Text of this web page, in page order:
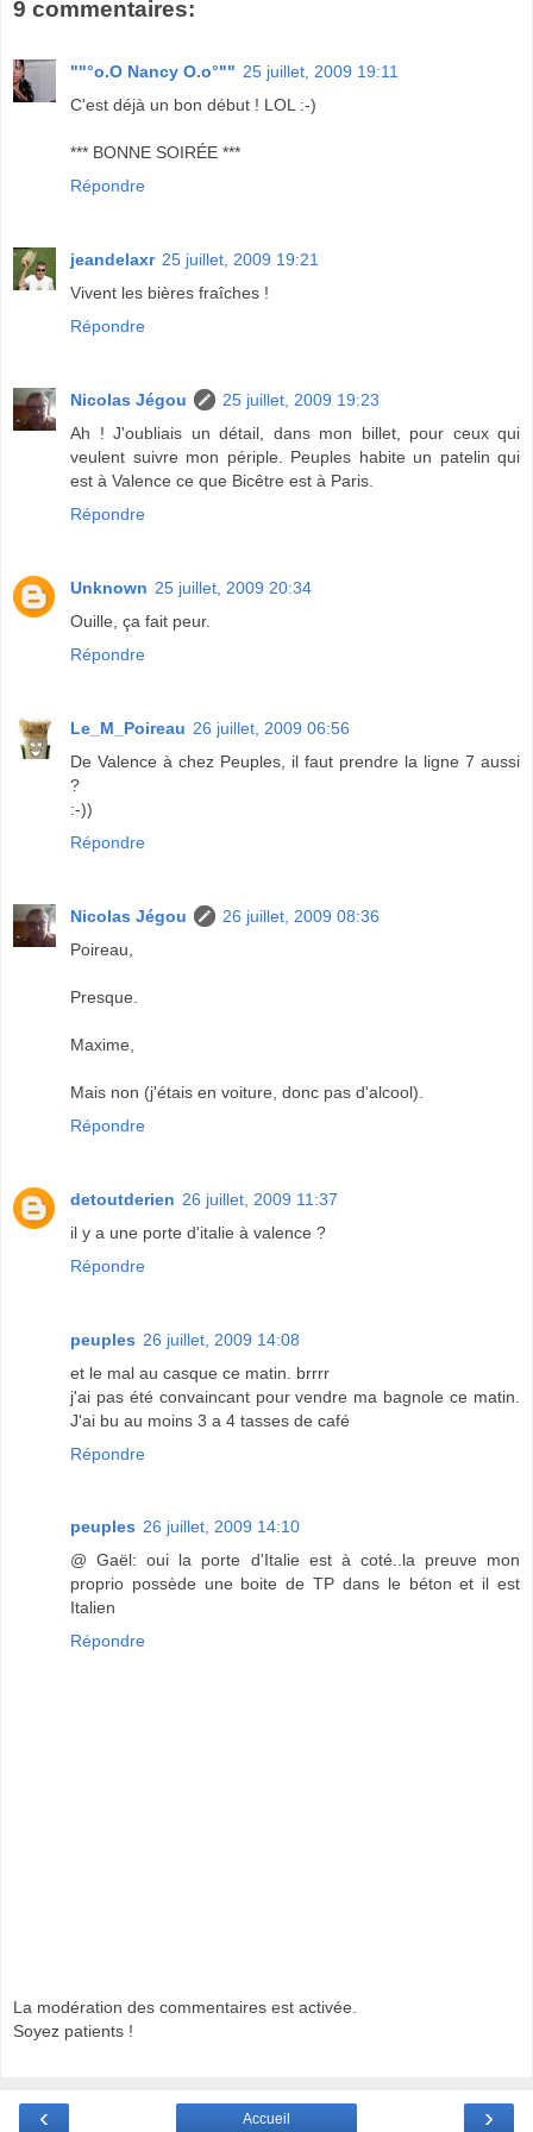
9 commentaires:
""°o.O Nancy O.o°"" 25 juillet, 2009 19:11
C'est déjà un bon début ! LOL :-)
*** BONNE SOIRÉE ***
Répondre
jeandelaxr 25 juillet, 2009 19:21
Vivent les bières fraîches !
Répondre
Nicolas Jégou
25 juillet, 2009 19:23
Ah ! J'oubliais un détail, dans mon billet, pour ceux qui
veulent suivre mon périple. Peuples habite un patelin qui
est à Valence ce que Bicêtre est à Paris.
Répondre
Unknown 25 juillet, 2009 20:34
Ouille, ça fait peur.
Répondre
Le_M_Poireau 26 juillet, 2009 06:56
De Valence à chez Peuples, il faut prendre la ligne 7 aussi
?
:-))
Répondre
Nicolas Jégou
26 juillet, 2009 08:36
Poireau,
Presque.
Maxime,
Mais non (j'étais en voiture, donc pas d'alcool).
Répondre
detoutderien 26 juillet, 2009 11:37
il y a une porte d'italie à valence ?
Répondre
peuples 26 juillet, 2009 14:08
et le mal au casque ce matin. brrrr
j'ai pas été convaincant pour vendre ma bagnole ce matin.
J'ai bu au moins 3 a 4 tasses de café
Répondre
peuples 26 juillet, 2009 14:10
@ Gaël: oui la porte d'Italie est à coté..la preuve mon
proprio possède une boite de TP dans le béton et il est
Italien
Répondre
La modération des commentaires est activée.
Soyez patients !
‹ ›
Accueil